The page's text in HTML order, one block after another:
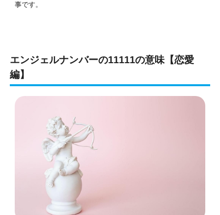
事です。
エンジェルナンバーの11111の意味【恋愛
編】